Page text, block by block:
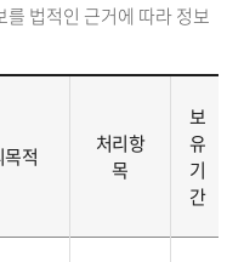
법적인 근거에 따라 정보
목적
처리항
목
보
유
기
간